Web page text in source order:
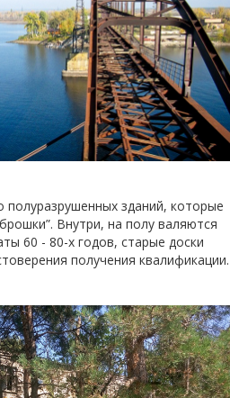
полуразрушенных зданий, которые
Внутри, на полу валяются
60 - 80-х годов, старые доски
получения квалификации.